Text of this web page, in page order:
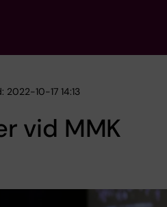
10-17 14:13
vid MMK